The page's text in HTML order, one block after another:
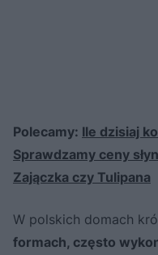
Polecamy: Ile dzisiaj
Sprawdzamy ceny
Zajączka czy Tulipana
W polskich domach
formach, często